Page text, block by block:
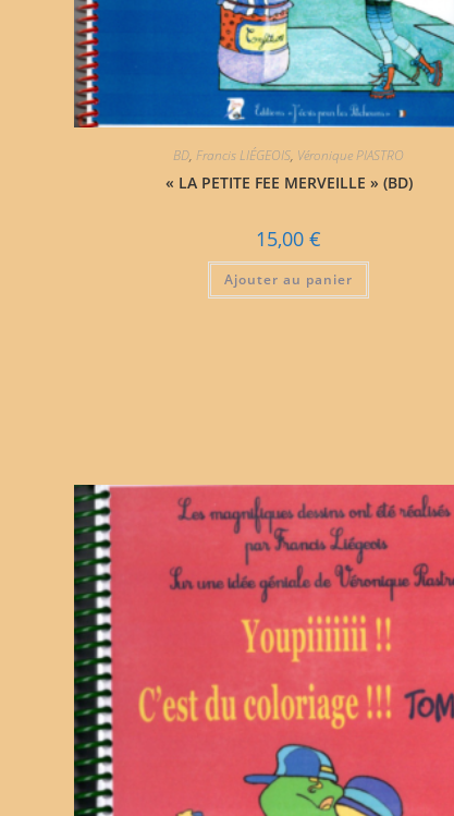
BD,Francis LIÉGEOIS, Véronique PIASTRO
« LA PETITE FEE MERVEILLE » (BD)
15,00€
Ajouter au panier